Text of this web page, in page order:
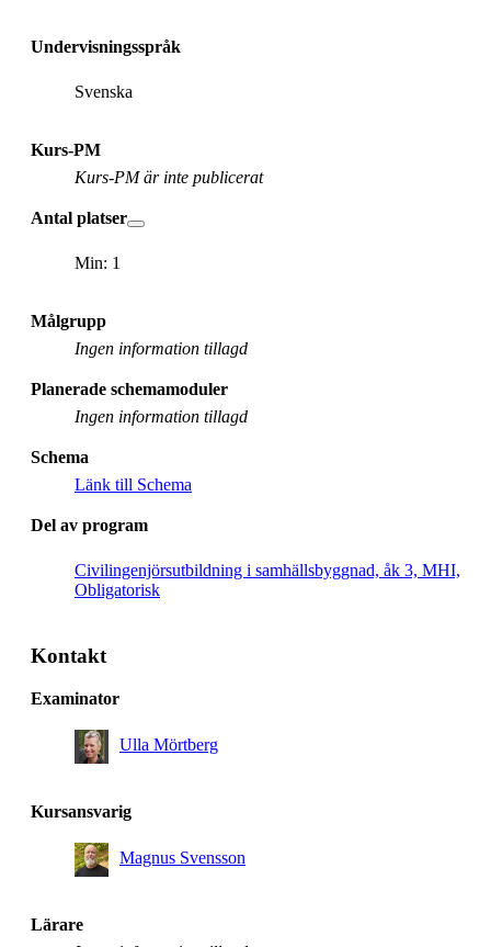
Undervisningsspråk
Svenska
Kurs-PM
Kurs-PM är inte publicerat
Antal platser
Min: 1
Målgrupp
Ingen information tillagd
Planerade schemamoduler
Ingen information tillagd
Schema
Länk till Schema
Del av program
Civilingenjörsutbildning i samhällsbyggnad, åk 3, MHI,
Obligatorisk
Kontakt
Examinator
Ulla Mörtberg
Kursansvarig
Magnus Svensson
Lärare